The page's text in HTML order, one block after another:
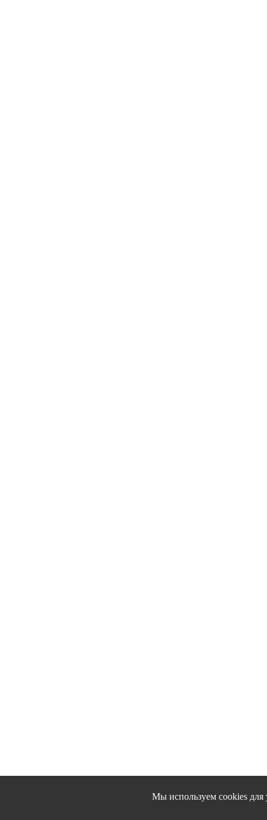
Мы используем cookies для